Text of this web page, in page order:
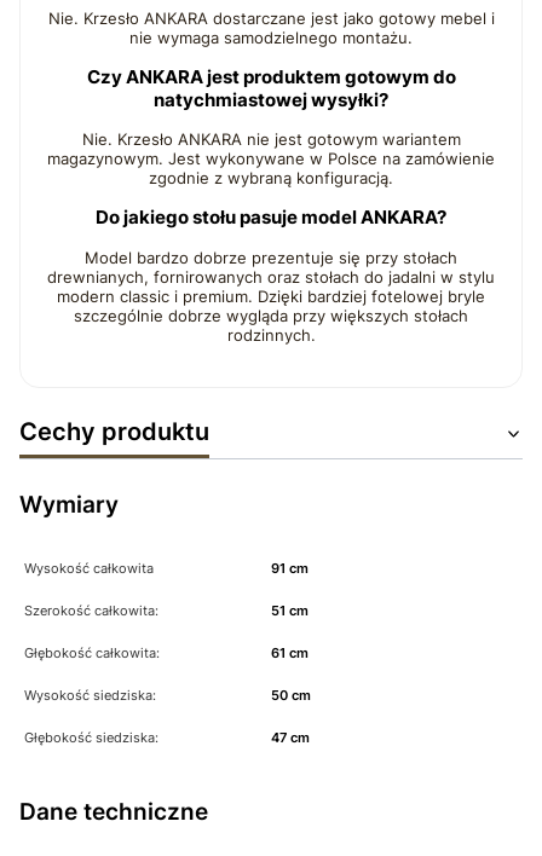
Nie. Krzesło ANKARA dostarczane jest jako gotowy mebel i
nie wymaga samodzielnego montażu.
Czy ANKARA jest produktem gotowym do
natychmiastowej wysyłki?
Nie. Krzesło ANKARA nie jest gotowym wariantem
magazynowym. Jest wykonywane w Polsce na zamówienie
zgodnie z wybraną konfiguracją.
Do jakiego stołu pasuje model ANKARA?
Model bardzo dobrze prezentuje się przy stołach
drewnianych, fornirowanych oraz stołach do jadalni w stylu
modern classic i premium. Dzięki bardziej fotelowej bryle
szczególnie dobrze wygląda przy większych stołach
rodzinnych.
Cechy produktu
Wymiary
Wysokość całkowita 91 cm
Szerokość całkowita: 51 cm
Głębokość całkowita: 61 cm
Wysokość siedziska: 50 cm
Głębokość siedziska: 47 cm
Dane techniczne